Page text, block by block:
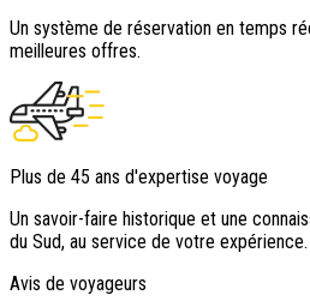
Un système de réservation en temps
meilleures offres.
Plus de 45 ans d'expertise voyage
Un savoir-faire historique et une
du Sud, au service de votre expérience.
Avis de voyageurs